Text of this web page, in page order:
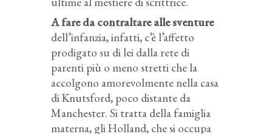
A fare da contraltare alle sventure
dell’infanzia, infatti, c’è l’affetto
prodigato su di lei dalla rete di
parenti più o meno stretti che la
accolgono amorevolmente nella casa
di Knutsford, poco distante da
Manchester. Si tratta della famiglia
materna, gli Holland, che si occupa